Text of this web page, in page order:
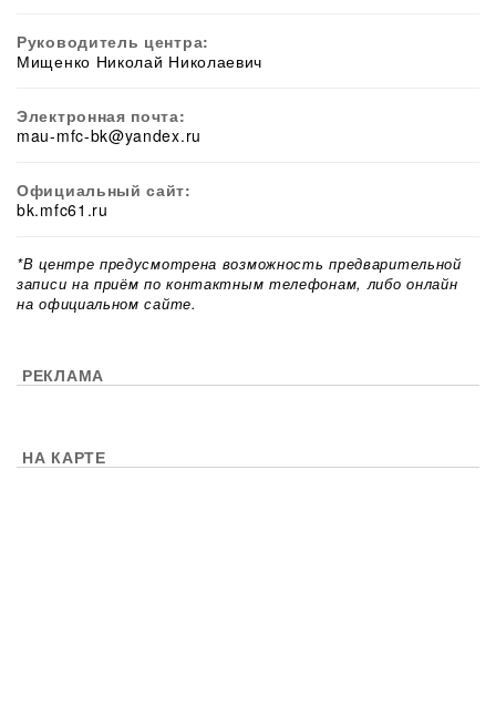
Руководитель центра:
Мищенко Николай Николаевич
Электронная почта:
mau-mfc-bk@yandex.ru
Официальный сайт:
bk.mfc61.ru
*В центре предусмотрена возможность предварительной
записи на приём по контактным телефонам, либо онлайн
на официальном сайте.
РЕКЛАМА
НА КАРТЕ